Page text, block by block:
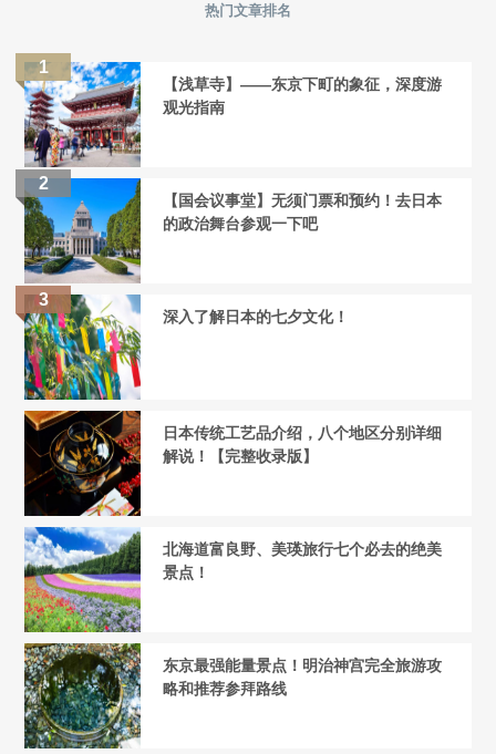
热门文章排名
【浅草寺】——东京下町的象征，深度游
观光指南
【国会议事堂】无须门票和预约！去日本
的政治舞台参观一下吧
深入了解日本的七夕文化！
日本传统工艺品介绍，八个地区分别详细
解说！【完整收录版】
北海道富良野、美瑛旅行七个必去的绝美
景点！
东京最强能量景点！明治神宫完全旅游攻
略和推荐参拜路线